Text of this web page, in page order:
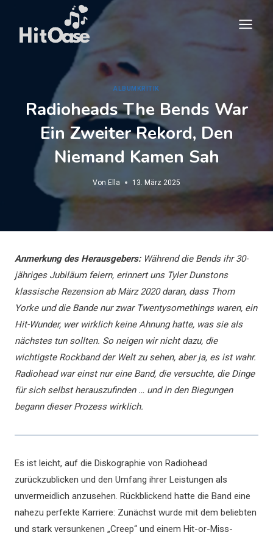
springen
ALBUMKRITIK
Radioheads The Bends War
Ein Zweiter Rekord, Den
Niemand Kamen Sah
Von Ella 13. März 2025
Anmerkung des Herausgebers:Während die Bends ihr 30-
jähriges Jubiläum feiern, erinnert uns Tyler Dunstons
klassische Rezension ab März 2020 daran, dass Thom
Yorke und die Bande nur zwar Twentysomethings waren, ein
Hit-Wunder, wer wirklich keine Ahnung hatte, was sie als
nächstes tun sollten. So neigen wir nicht dazu, die
wichtigste Rockband der Welt zu sehen, aber ja, es ist wahr.
Radiohead war einst nur eine Band, die versuchte, die Dinge
für sich selbst herauszufinden … und in den Biegungen
begann dieser Prozess wirklich.
Es ist leicht, auf die Diskographie von Radiohead
zurückzublicken und den Umfang ihrer Leistungen als
unvermeidlich anzusehen. Rückblickend hatte die Band eine
nahezu perfekte Karriere: Zunächst wurde mit dem beliebten
und stark versunkenen „Creep“ und einem Hit-or-Miss-